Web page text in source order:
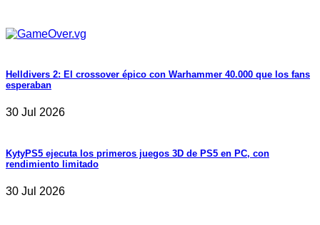
Helldivers 2: El crossover épico con Warhammer 40.000 que los fans
esperaban
30 Jul 2026
KytyPS5 ejecuta los primeros juegos 3D de PS5 en PC, con
rendimiento limitado
30 Jul 2026